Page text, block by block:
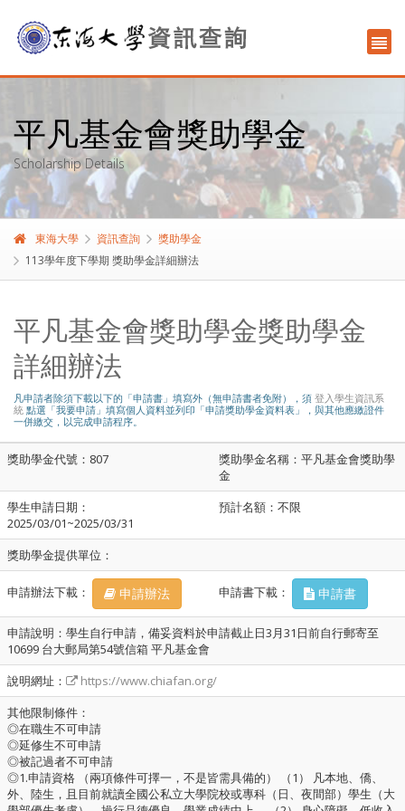
平凡基金會獎助學金
Scholarship Details
東海大學 資訊查詢
獎助學金
113學年度下學期 獎助學金詳細辦法
平凡基金會獎助學金獎助學金
詳細辦法
凡申請者除須下載以下的「申請書」填寫外（無申請書者免附），須 登入學生資訊系
統 點選「我要申請」填寫個人資料並列印「申請獎助學金資料表」，與其他應繳證件
一併繳交，以完成申請程序。
獎助學金代號：807
獎助學金名稱：平凡基金會獎助學
金
學生申請日期：
2025/03/01~2025/03/31
預計名額：不限
獎助學金提供單位：
申請辦法下載： 申請辦法 申請書下載： 申請書
申請說明：學生自行申請，備妥資料於申請截止日3月31日前自行郵寄至
10699 台大郵局第54號信箱 平凡基金會
說明網址：
https://www.chiafan.org/
其他限制條件：
◎在職生不可申請
◎延修生不可申請
◎被記過者不可申請
◎1.申請資格 （兩項條件可擇一，不是皆需具備的） （1） 凡本地、僑、
外、陸生，且目前就讀全國公私立大學院校或專科（日、夜間部）學生（大